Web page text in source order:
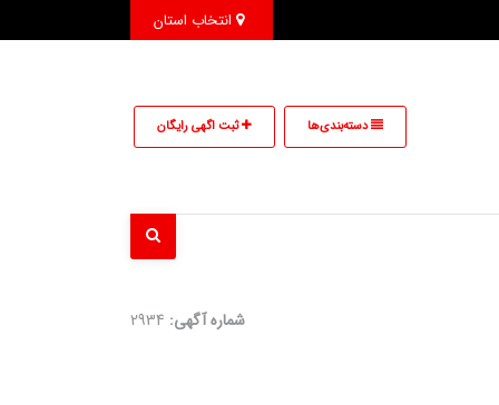
دسته‌بندی‌ها ثبت اگهی رایگان
شماره آگهی: 2934